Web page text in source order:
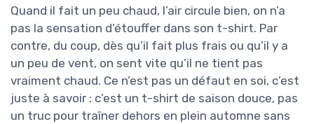
Quand il fait un peu chaud, l’air circule bien, on n’a
pas la sensation d’étouffer dans son t-shirt. Par
contre, du coup, dès qu’il fait plus frais ou qu’il y a
un peu de vent, on sent vite qu’il ne tient pas
vraiment chaud. Ce n’est pas un défaut en soi, c’est
juste à savoir : c’est un t-shirt de saison douce, pas
un truc pour traîner dehors en plein automne sans